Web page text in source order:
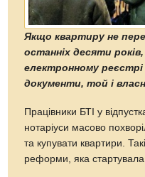
Якщо квартиру не
останніх десяти
електронному
документи, той і
Працівники БТІ у
нотаріуси масово
та купувати квартири.
реформи, яка стартувала